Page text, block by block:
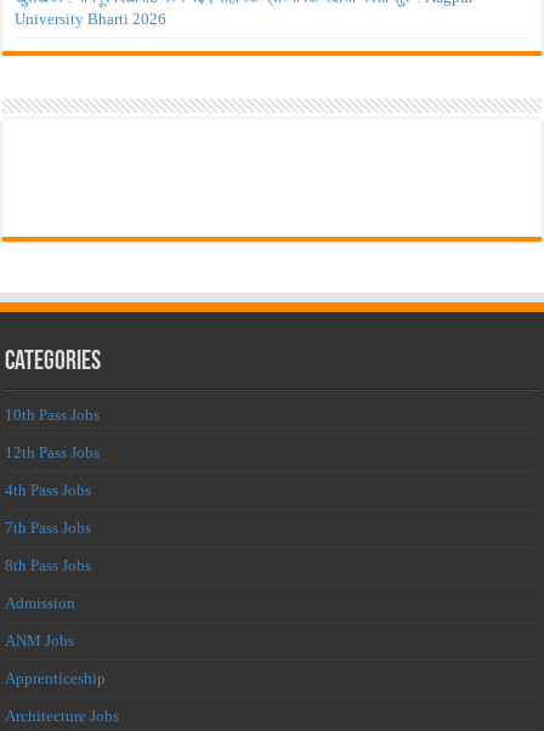
University Bharti 2026
Categories
10th Pass Jobs
12th Pass Jobs
4th Pass Jobs
7th Pass Jobs
8th Pass Jobs
Admission
ANM Jobs
Apprenticeship
Architecture Jobs